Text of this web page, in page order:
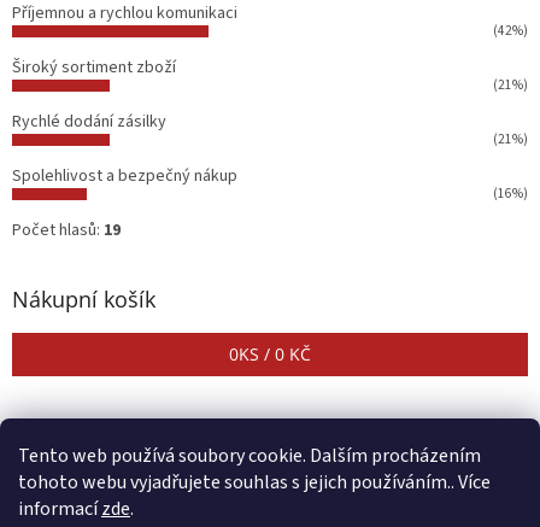
Tento web používá soubory cookie. Dalším procházením
tohoto webu vyjadřujete souhlas s jejich používáním.. Více
informacízde.
Příjemnou a rychlou komunikaci
(42%)
Široký sortiment zboží
(21%)
Rychlé dodání zásilky
(21%)
Spolehlivost a bezpečný nákup
(16%)
Počet hlasů: 19
Nákupní košík
0KS / 0 KČ